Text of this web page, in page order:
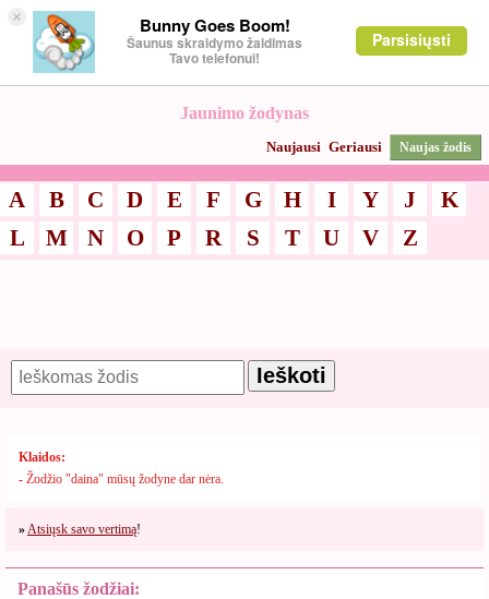
× Bunny Goes Boom!
Šaunus skraidymo žaidimas
Tavo telefonui!
Parsisiųsti
Jaunimo žodynas
Naujausi Geriausi Naujas žodis
A B C D E F G H I Y J
K
L
M N O P R S T U V Z
Klaidos:
- Žodžio "daina" mūsų žodyne dar nėra.
»Atsiųsk savo vertimą!
Panašūs žodžiai: